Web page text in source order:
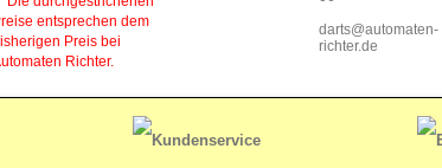
entsprechen dem
Preis bei
Richter.
darts@automaten-
richter.de